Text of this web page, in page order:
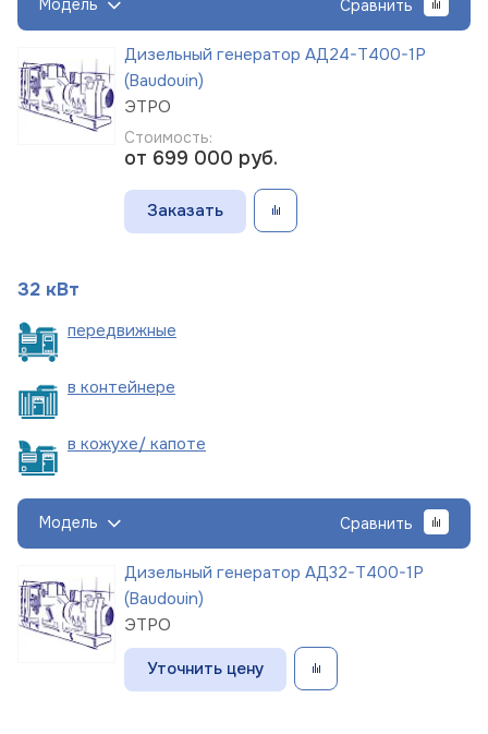
Модель Сравнить
Дизельный генератор АД24-Т400-1Р
(Baudouin)
ЭТРО
Стоимость:
от 699 000 руб.
Заказать
32 кВт
передвижные
в контейнере
в кожухе/ капоте
Модель Сравнить
Дизельный генератор АД32-Т400-1Р
(Baudouin)
ЭТРО
Уточнить цену